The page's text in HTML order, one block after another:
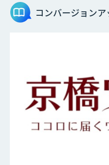
コンバージョンア